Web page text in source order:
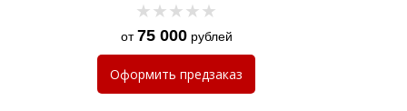
от75 000рублей
Оформить предзаказ